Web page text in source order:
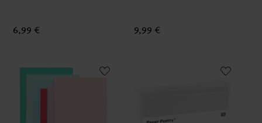
6,99 € 9,99 €
Paper Poetry Kartenset Basic tropical B6Paper Poetry Kartenset Basic